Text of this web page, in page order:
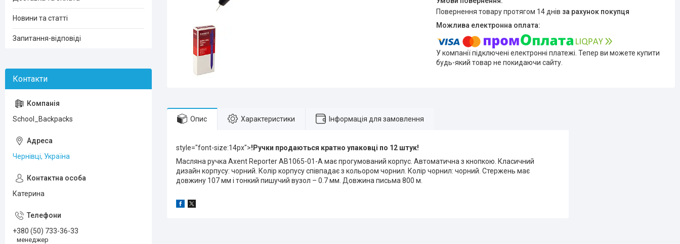
повернення товару протягом 14 днів за рахунок покупця
У компанії підключені електронні платежі. Тепер ви можете купити
будь-який товар не покидаючи сайту.
Опис Характеристики Інформація для замовлення
style="font-size:14px">!Ручки продаються кратно упаковці по 12 штук!
Масляна ручка Axent Reporter AB1065-01-A має прогумований корпус. Автоматична з кнопкою. Класичний
дизайн корпусу: чорний. Колір корпусу співпадає з кольором чорнил. Колір чорнил: чорний. Стержень має
довжину 107 мм і тонкий пишучий вузол – 0.7 мм. Довжина письма 800 м.
Новини та статті
Запитання-відповіді
School_Backpacks
Чернівці, Україна
Катерина
+380 (50) 733-36-33
менеджер